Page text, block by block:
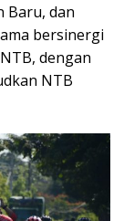
Baru, dan
bersinergi
dengan
NTB